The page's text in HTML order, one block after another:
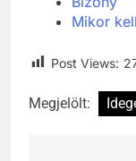
Mikor
Post Views:
Megjelölt: